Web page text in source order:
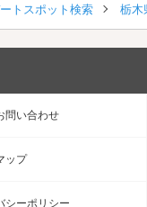
トスポット検索 栃木
問い合わせ
ップ
シーポリシー